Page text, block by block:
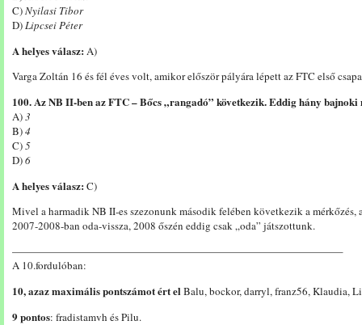
C)Nyilasi Tibor
D)Lipcsei Péter
A helyes válasz: A)
Varga Zoltán 16 és fél éves volt, amikor először pályára lépett az FTC első
100. Az NB II-ben az FTC – Bőcs „rangadó” következik. Eddig hány
A)3
B)4
C)5
D)6
A helyes válasz: C)
Mivel a harmadik NB II-es szezonunk második felében következik a mérkőzés,
2007-2008-ban oda-vissza, 2008 őszén eddig csak „oda” játszottunk.
———————————————————————————————–
A 10.fordulóban:
10, azaz maximális pontszámot ért elBalu, bockor, darryl, franz56, Klaudia,
9 pontos: fradistamvh és Pilu.